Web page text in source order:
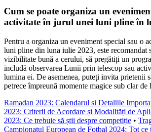
Cum se poate organiza un
activitate în jurul unei luni pline în
Pentru a organiza un eveniment special sau o
luni pline din luna iulie 2023, este recomandat
vizibilitate bună a cerului, să pregătiți un
includă observarea Lunii prin telescop sau
lumina ei. De asemenea, puteți invita prietenii
petrece împreună momente magice sub clar de
Ramadan 2023: Calendarul și Detaliile
2023: Criterii de Acordare și Modalități de
2023: Ce trebuie să știi despre competiție •
Campionatul European de Fotbal 2024: Tot ce